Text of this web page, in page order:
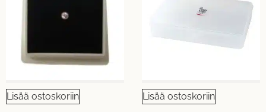
Lisää ostoskoriin Lisää ostoskoriin